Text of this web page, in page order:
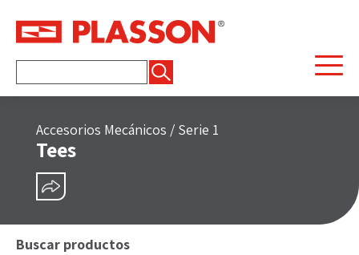
Accesorios Mecánicos / Serie 1
Tees
Buscar productos